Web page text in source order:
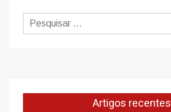
Artigos recentes